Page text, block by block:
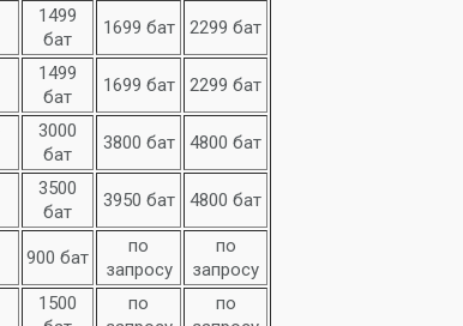
1499
бат
1699 бат 2299 бат
1499
бат
1699 бат 2299 бат
3000
бат
3800 бат 4800 бат
3500
бат
3950 бат 4800 бат
900 бат
по
запросу
по
запросу
1500
по
по